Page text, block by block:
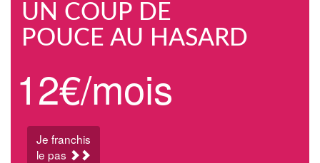
UN COUP DE
POUCE AU HASARD
12€/mois
Je franchis
le pas